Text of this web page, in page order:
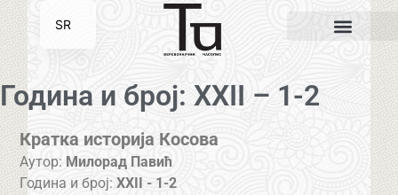
Година и број: XXII – 1-2
Кратка историја Косова
Аутор: Милорад Павић
Година и број:XXII - 1-2
SR
EN